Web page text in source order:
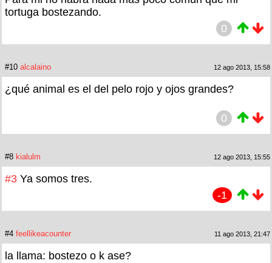
tortuga bostezando.
0
#10 alcalaino 12 ago 2013, 15:58
¿qué animal es el del pelo rojo y ojos grandes?
0
#8 kialulm 12 ago 2013, 15:55
#3 Ya somos tres.
-1
#4 feellikeacounter 11 ago 2013, 21:47
la llama: bostezo o k ase?